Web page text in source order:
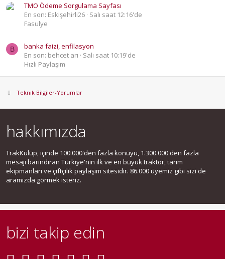
TMO Ödeme Sorgulama Sayfası
En son: Eskişehirli26 Salı saat 12:16'de
Fasulye
B
banka faizi, enfilasyon
En son: behcet arı
Salı saat 10:19'de
Hızlı Paylaşım
Teknik Bilgiler-Yorumlar
hakkımızda
TrakKulüp, içinde 100.000'den fazla konuyu, 1.300.000'den fazla
mesajı barındıran Türkiye'nin ilk ve en büyük traktör, tarım
ekipmanları ve çiftçilik paylaşım sitesidir. 86.000 üyemiz gibi sizi de
aramızda görmek isteriz.
bizi takip edin